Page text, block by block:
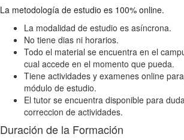
La metodología de estudio es 100% online.
La modalidad de estudio es asíncrona.
No tiene dias ni horarios.
Todo el material se encuentra en el
cual accede en el momento que pueda.
Tiene actividades y examenes online
módulo de estudio.
El tutor se encuentra disponible para
correccion de actividades.
Duración de la Formación